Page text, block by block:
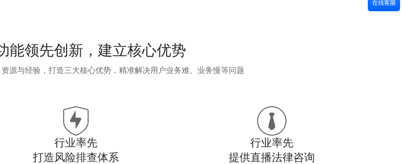
能领先创新，建立核心优势
源与经验，打造三大核心优势，精准解决用户业务难、业务慢等问题
行业率先
打造风险排查体系
行业率先
提供直播法律咨询